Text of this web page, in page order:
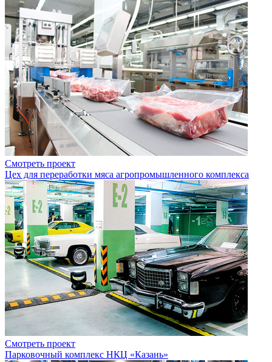
Смотреть проект
Цех для переработки мяса агропромышленного комплекса
Смотреть проект
Парковочный комплекс НКЦ «Казань»